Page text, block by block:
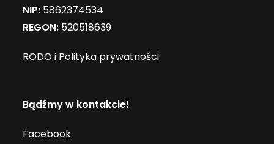
NIP: 5862374534
REGON: 520518639
RODO i Polityka prywatności
Bądźmy w kontakcie!
Facebook